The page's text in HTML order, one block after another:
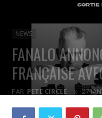
NEWS
FANALO
FRANÇAISE
PAR PETE CIRCLE 27